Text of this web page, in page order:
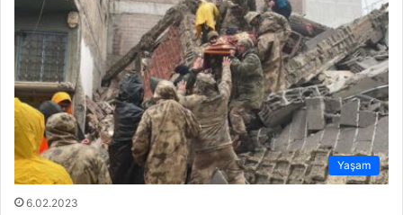
Yaşam
6.02.2023